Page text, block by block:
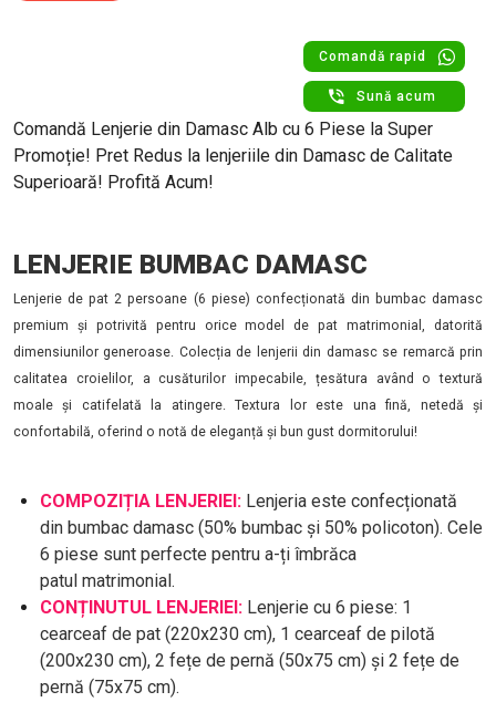
Comandă rapid
Sună acum
Comandă Lenjerie din Damasc Alb cu 6 Piese la Super
Promoție! Pret Redus la lenjeriile din Damasc de Calitate
Superioară! Profită Acum!
LENJERIE BUMBAC DAMASC
Lenjerie de pat 2 persoane (6 piese) confecționată din bumbac damasc
premium și potrivită pentru orice model de pat matrimonial, datorită
dimensiunilor generoase. Colecția de lenjerii din damasc se remarcă prin
calitatea croielilor, a cusăturilor impecabile, țesătura având o textură
moale și catifelată la atingere. Textura lor este una fină, netedă și
confortabilă, oferind o notă de eleganță și bun gust dormitorului!
COMPOZIȚIA LENJERIEI: Lenjeria este confecționată
din bumbac damasc (50% bumbac și 50% policoton). Cele
6 piese sunt perfecte pentru a-ți îmbrăca
patul matrimonial.
CONȚINUTUL LENJERIEI: Lenjerie cu 6 piese: 1
cearceaf de pat (220x230 cm), 1 cearceaf de pilotă
(200x230 cm), 2 fețe de pernă (50x75 cm) și 2 fețe de
pernă (75x75 cm).